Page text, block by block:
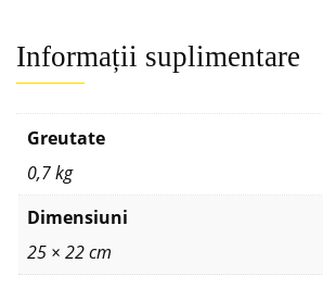
Informații suplimentare
Greutate
0,7 kg
Dimensiuni
25 × 22 cm